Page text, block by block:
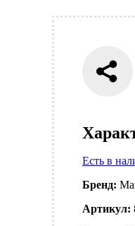
Есть в
Бренд:
Артикул: